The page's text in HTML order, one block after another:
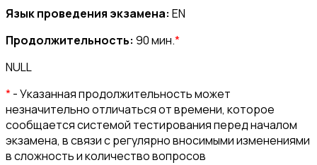
Язык проведения экзамена: EN
Продолжительность: 90 мин.*
NULL
*- Указанная продолжительность может
незначительно отличаться от времени, которое
сообщается системой тестирования перед началом
экзамена, в связи с регулярно вносимыми изменениями
в сложность и количество вопросов